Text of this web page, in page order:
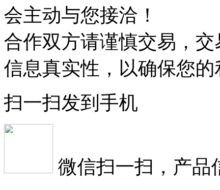
会主动与您接洽！
合作双方请谨慎交易，
信息真实性，以确保您
扫一扫发到手机
微信扫一扫，产品